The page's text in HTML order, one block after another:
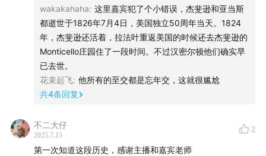
战神广场惨案，英雄落寞的开始
拉法耶特与拿破仑的复杂交集
最后的返美之行，一场向青春与故友的告别
1830年的选择：为何再扶一位国王？
52:47 理想的坚守：实现法治下的人权与自由
【片尾曲】Coldplay《Viva la Vida》
wakakahaha: 这里嘉宾犯了个小错误，杰斐逊和亚当斯
都逝世于1826年7月4日，美国独立50周年当天。1824
年，杰斐逊还活着，拉法叶重返美国的时候还去杰斐逊的
Monticello庄园住了一段时间。不过汉密尔顿他们确实早
已去世。
花束起飞: 他所有的至交都是忘年交，这就很尴尬
共4条回复
不二大仔
2025.7.15
2
第一次知道这段历史，感谢主播和嘉宾老师